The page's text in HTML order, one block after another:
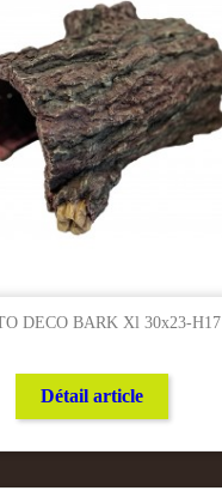
DECO BARK Xl 30x23-H17
Détail article